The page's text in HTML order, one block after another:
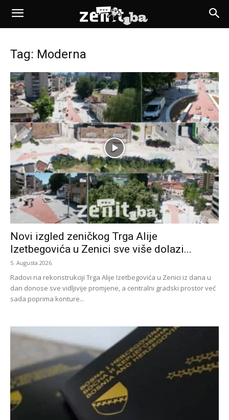
Tag: Moderna
Novi izgled zeničkog Trga Alije
Izetbegovića u Zenici sve više dolazi...
5. Augusta 2026.
Radovi na rekonstrukciji Trga Alije Izetbegovića u Zenici iz dana u
dan donose sve vidljivije promjene, a centralni gradski prostor već
sada poprima konture...